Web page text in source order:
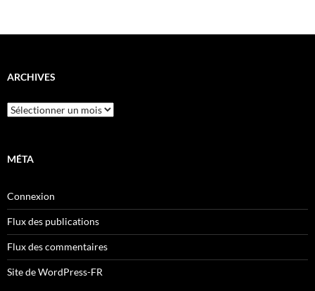
ARCHIVES
Archives
MÉTA
Connexion
Flux des publications
Flux des commentaires
Site de WordPress-FR